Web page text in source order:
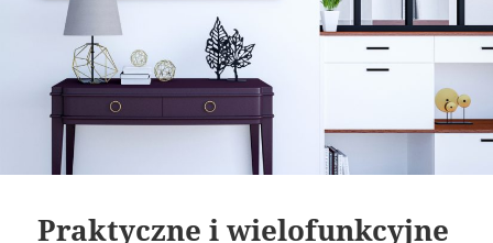
Praktyczne i wielofunkcyjne